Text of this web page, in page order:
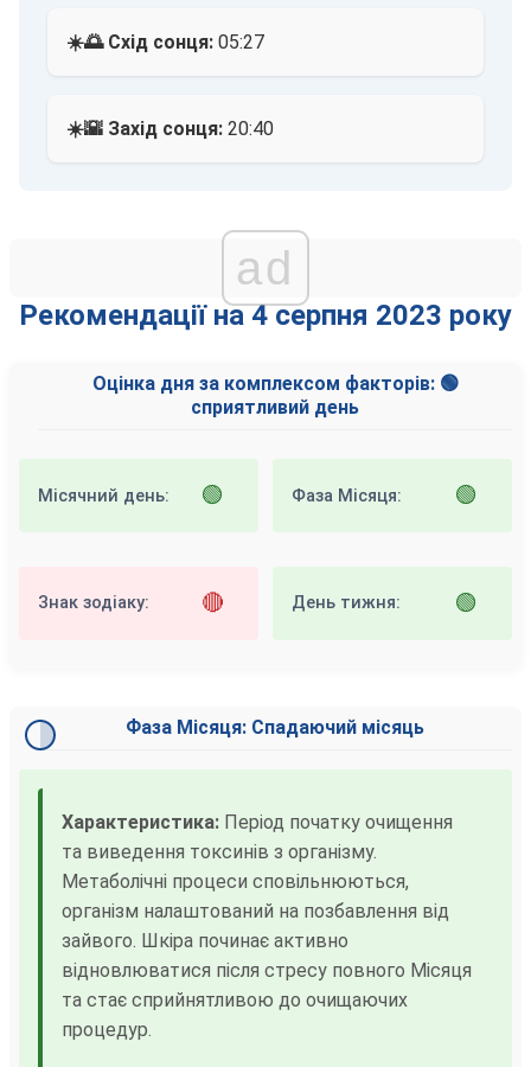
☀️🌅 Схід сонця: 05:27
☀️🌇 Захід сонця: 20:40
ad
Рекомендації на 4 серпня 2023 року
Оцінка дня за комплексом факторів: 🟢
сприятливий день
Місячний день: 🟢 Фаза Місяця: 🟢
Знак зодіаку: 🔴 День тижня: 🟢
Фаза Місяця: Спадаючий місяць
Характеристика: Період початку очищення
та виведення токсинів з організму.
Метаболічні процеси сповільнюються,
організм налаштований на позбавлення від
зайвого. Шкіра починає активно
відновлюватися після стресу повного Місяця
та стає сприйнятливою до очищаючих
процедур.